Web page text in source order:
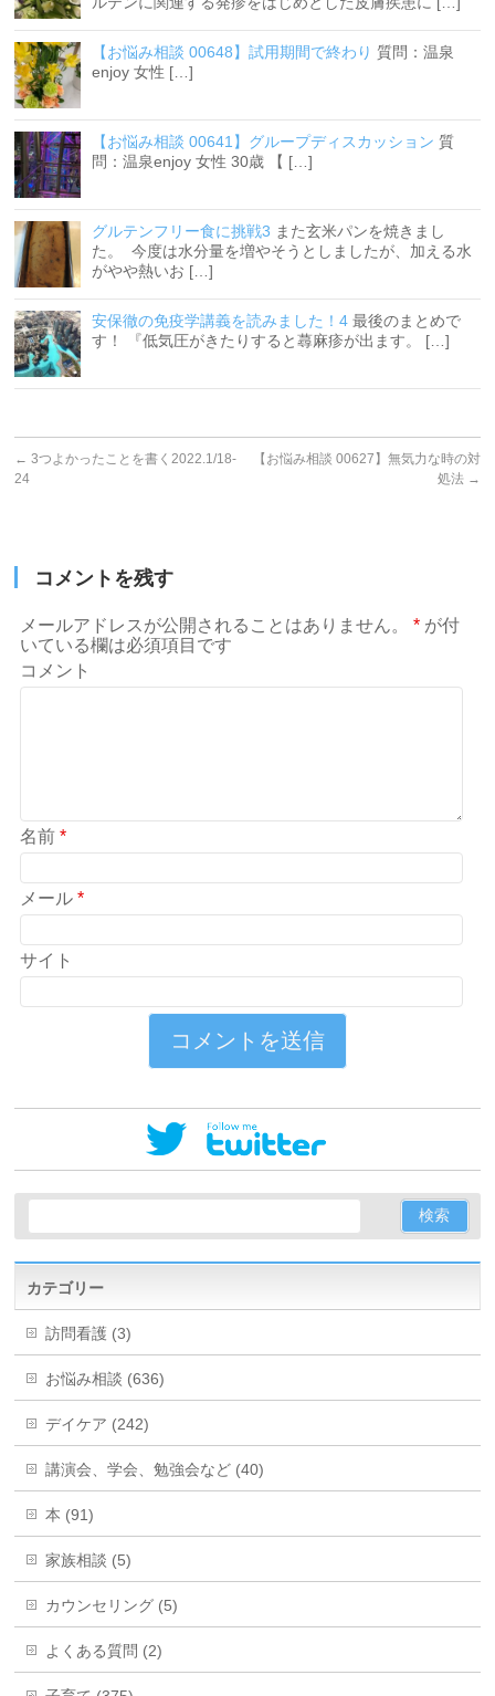
【お悩み相談 00648】試用期間で終わり 質問：温泉
enjoy 女性 […]
【お悩み相談 00641】グループディスカッション 質
問：温泉enjoy 女性 30歳 【 […]
グルテンフリー食に挑戦3 また玄米パンを焼きまし
た。 今度は水分量を増やそうとしましたが、加える水
がやや熱いお […]
安保徹の免疫学講義を読みました！4 最後のまとめで
す！ 『低気圧がきたりすると蕁麻疹が出ます。 […]
← 3つよかったことを書く2022.1/18-
24
【お悩み相談 00627】無気力な時の対
処法 →
コメントを残す
メールアドレスが公開されることはありません。 * が付
いている欄は必須項目です
コメント
名前*
メール*
サイト
カテゴリー
訪問看護 (3)
お悩み相談 (636)
デイケア (242)
講演会、学会、勉強会など (40)
本 (91)
家族相談 (5)
カウンセリング (5)
よくある質問 (2)